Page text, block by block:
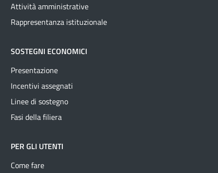
Attività amministrative
Rappresentanza istituzionale
SOSTEGNI ECONOMICI
Presentazione
Incentivi assegnati
Linee di sostegno
Fasi della filiera
PER GLI UTENTI
Come fare